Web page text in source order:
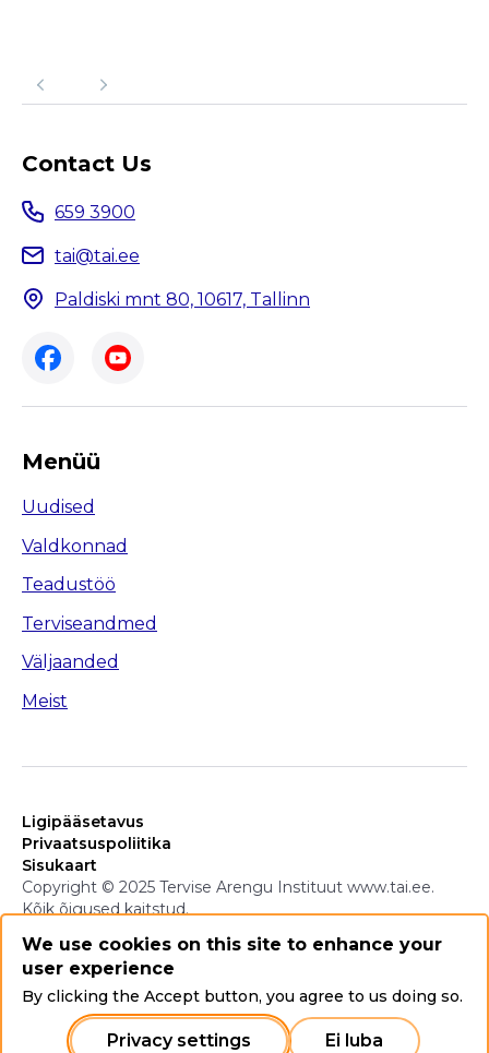
Contact Us
659 3900
tai@tai.ee
Paldiski mnt 80, 10617, Tallinn
Menüü
Uudised
Valdkonnad
Teadustöö
Terviseandmed
Väljaanded
Meist
Copyright © 2025 Tervise Arengu Instituut www.tai.ee.
Kõik õigused kaitstud.
Ligipääsetavus
Privaatsuspoliitika
Sisukaart
We use cookies on this site to enhance your
user experience
By clicking the Accept button, you agree to us doing so.
Privacy settings Ei luba